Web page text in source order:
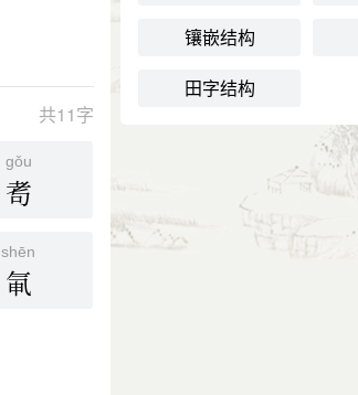
共11字
gǒu
耉
shēn
氠
镶嵌结构
田字结构